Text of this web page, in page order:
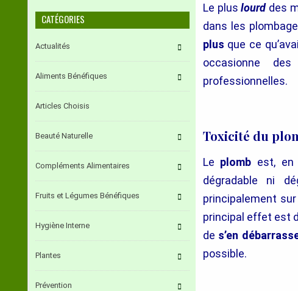
Le pluslourd des
dans les
plus que ce
occasionne
professionnelles.
Toxicité du
Le plomb est, en
dégradable ni
principalement
principal effet est
de s’en
possible.
CATÉGORIES
Actualités
Aliments Bénéfiques
Articles Choisis
Beauté Naturelle
Compléments Alimentaires
Fruits et Légumes Bénéfiques
Hygiène Interne
Plantes
Prévention